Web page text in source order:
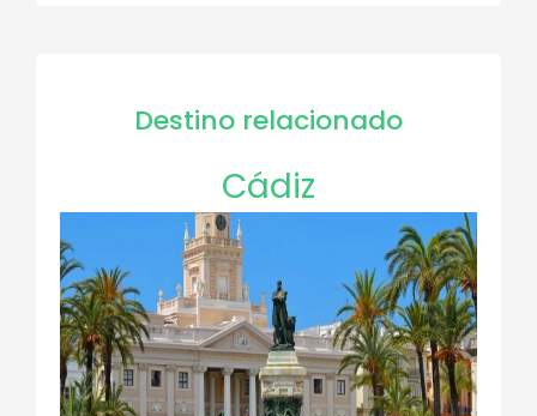
Destino relacionado
Cádiz